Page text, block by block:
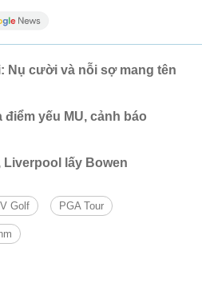
Nụ cười và nỗi sợ mang tên
yếu MU, cảnh báo
Liverpool lấy Bowen
Golf PGA Tour